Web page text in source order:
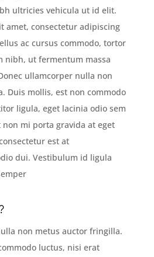
ultricies vehicula ut id elit.
amet, consectetur adipiscing
ac cursus commodo, tortor
nibh, ut fermentum massa
ullamcorper nulla non
Duis mollis, est non commodo
ligula, eget lacinia odio sem
mi porta gravida at eget
est at
dui. Vestibulum id ligula
non metus auctor fringilla.
luctus, nisi erat